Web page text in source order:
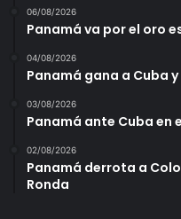
06/08/2026
Panamá va por el oro
04/08/2026
Panamá gana a Cuba
03/08/2026
Panamá ante Cuba en
02/08/2026
Panamá derrota a
Ronda